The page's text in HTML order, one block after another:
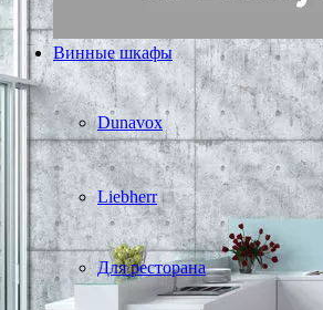
Винные шкафы
Dunavox
Liebherr
Для ресторана